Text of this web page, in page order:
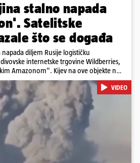
stalno napada
Satelitske
što se događa
diljem Rusije logističku
internetske trgovine Wildberries,
Amazonom". Kijev na ove objekte ne
trgovačka skladišta, već tvrdi da ih ruske
odnosno za skladištenje i
i druge opreme koja se koristi u
služe i kao izravan odgovor na ruska
poštanske i logističke infrastrukture te
posljedice rata prenesu dublje na ruski
građanima.
Pokretanje videa...
VIDEO